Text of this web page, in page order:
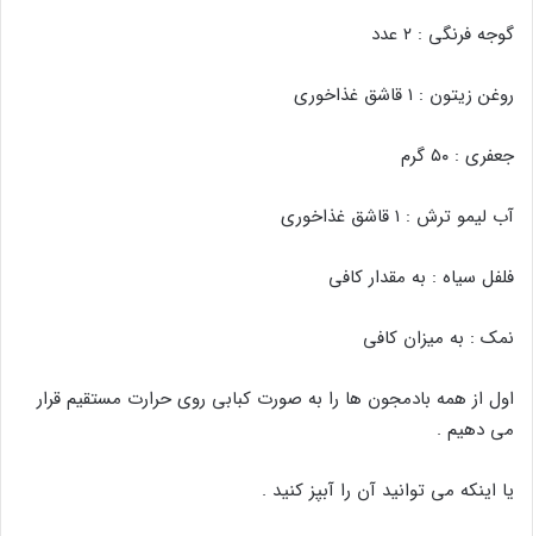
گوجه فرنگی : ۲ عدد
روغن زیتون : ۱ قاشق غذاخوری
جعفری : ۵۰ گرم
آب لیمو ترش : ۱ قاشق غذاخوری
فلفل سیاه : به مقدار کافی
نمک : به میزان کافی
اول از همه بادمجون ها را به صورت کبابی روی حرارت مستقیم قرار
می دهیم .
یا اینکه می توانید آن را آبپز کنید .